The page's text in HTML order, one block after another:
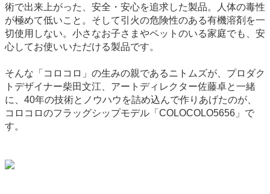
術で出来上がった、安全・安心を追求した製品。人体の毒性
が極めて低いこと。そして引火の危険性のある有機溶剤を一
切使用しない。小さなお子さまやペットのいる家庭でも、安
心してお使いいただける製品です。
そんな「コロコロ」の生みの親であるニトムズが、プロダク
トデザイナー柴田文江、アートディレクター佐藤卓と一緒
に、40年の技術とノウハウを詰め込んで作りあげたのが、
コロコロのフラッグシップモデル「COLOCOLO5656」で
す。